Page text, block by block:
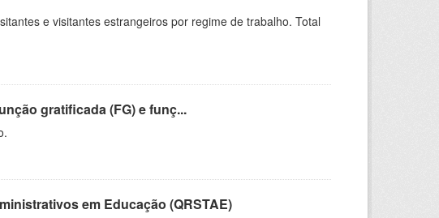
e visitantes estrangeiros por regime de trabalho. Total
gratificada (FG) e funç...
em Educação (QRSTAE)